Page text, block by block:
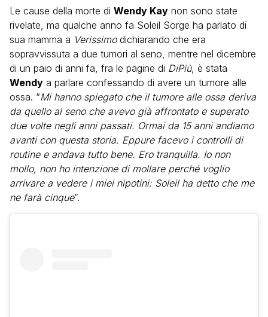
Le cause della morte di Wendy Kay non sono state
rivelate, ma qualche anno fa Soleil Sorge ha parlato di
sua mamma a Verissimodichiarando che era
sopravvissuta a due tumori al seno, mentre nel dicembre
di un paio di anni fa, fra le pagine di DiPiù, è stata
Wendy a parlare confessando di avere un tumore alle
ossa. “Mi hanno spiegato che il tumore alle ossa deriva
da quello al seno che avevo già affrontato e superato
due volte negli anni passati. Ormai da 15 anni andiamo
avanti con questa storia. Eppure facevo i controlli di
routine e andava tutto bene. Ero tranquilla. Io non
mollo, non ho intenzione di mollare perché voglio
arrivare a vedere i miei nipotini: Soleil ha detto che me
ne farà cinque”.